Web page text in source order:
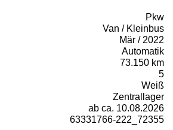
Pkw
Van / Kleinbus
Mär / 2022
Automatik
73.150 km
5
Weiß
Zentrallager
ab ca. 10.08.2026
63331766-222_72355